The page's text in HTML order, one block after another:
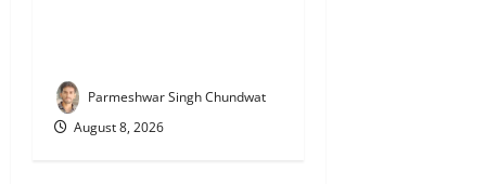
Parmeshwar Singh Chundwat
August 8, 2026